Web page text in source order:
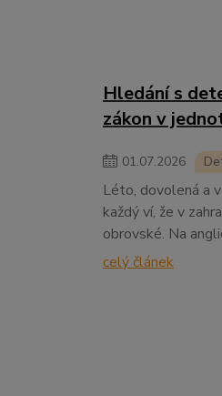
Hledání s
zákon v
01.07.2026
Léto, dovolená a
každý ví, že v
obrovské. Na
celý článek